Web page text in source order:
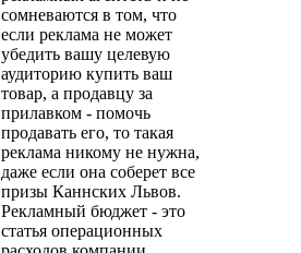
сомневаются в том, что
если реклама не может
убедить вашу целевую
аудиторию купить ваш
товар, а продавцу за
прилавком - помочь
продавать его, то такая
реклама никому не нужна,
даже если она соберет все
призы Каннских Львов.
Рекламный бюджет - это
статья операционных